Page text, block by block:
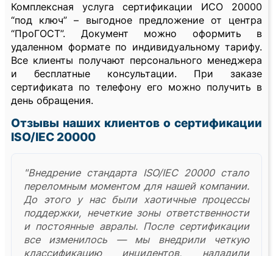
Комплексная услуга сертификации ИСО 20000
“под ключ” – выгодное предложение от центра
“ПроГОСТ”. Документ можно оформить в
удаленном формате по индивидуальному тарифу.
Все клиенты получают персонального менеджера
и бесплатные консультации. При заказе
сертификата по телефону его можно получить в
день обращения.
Отзывы наших клиентов о сертификации
ISO/IEC 20000
"Внедрение стандарта ISO/IEC 20000 стало
переломным моментом для нашей компании.
До этого у нас были хаотичные процессы
поддержки, нечеткие зоны ответственности
и постоянные авралы. После сертификации
все изменилось — мы внедрили четкую
классификацию инцидентов, наладили